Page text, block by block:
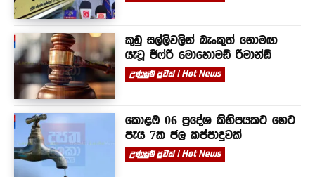
කුඩු සල්ලිවලින් බැංකුත් නොමඟ
යැවූ ජිෆ්රි මොහොමඩ් රිමාන්ඩ්
උණුසුම් පුවත් | Hot News
කොළඹ 06 ප්‍රදේශ කිහිපයකට හෙට
පැය 7ක ජල කප්පාදුවක්
උණුසුම් පුවත් | Hot News